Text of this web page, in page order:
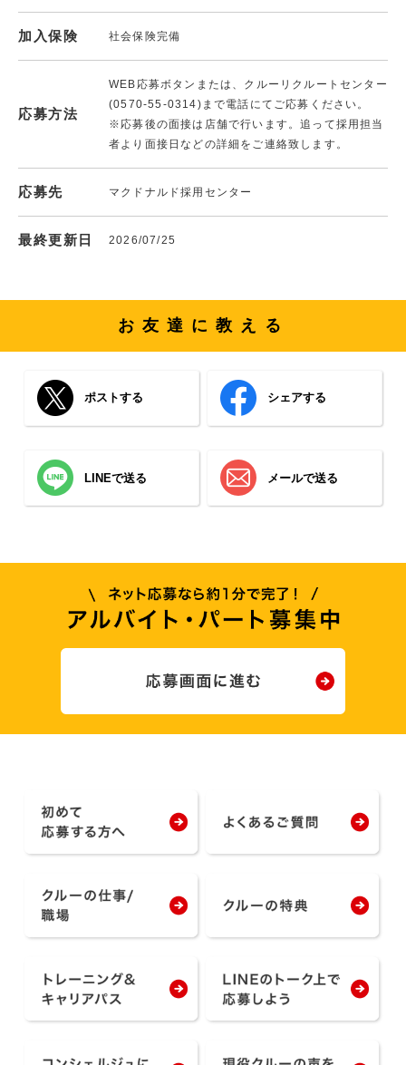
加入保険 社会保険完備
応募方法
WEB応募ボタンまたは、クルーリクルートセンター
(0570-55-0314)まで電話にてご応募ください。
※応募後の面接は店舗で行います。追って採用担当
者より面接日などの詳細をご連絡致します。
応募先 マクドナルド採用センター
最終更新日 2026/07/25
お友達に教える
ポストする シェアする
LINEで送る メールで送る